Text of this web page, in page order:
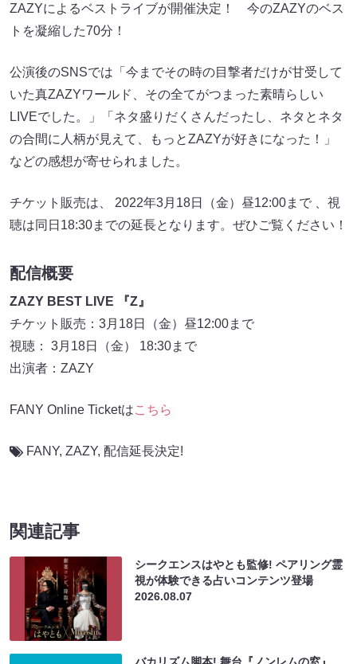
ZAZYによるベストライブが開催決定！ 今のZAZYのベス
トを凝縮した70分！
公演後のSNSでは「今までその時の目撃者だけが甘受して
いた真ZAZYワールド、その全てがつまった素晴らしい
LIVEでした。」「ネタ盛りだくさんだったし、ネタとネタ
の合間に人柄が見えて、もっとZAZYが好きになった！」
などの感想が寄せられました。
チケット販売は、 2022年3月18日（金）昼12:00まで 、視
聴は同日18:30までの延長となります。ぜひご覧ください！
配信概要
ZAZY BEST LIVE 『Z』
チケット販売：3月18日（金）昼12:00まで
視聴： 3月18日（金） 18:30まで
出演者：ZAZY
FANY Online Ticketはこちら
FANY, ZAZY, 配信延長決定!
関連記事
シークエンスはやとも監修! ペアリング霊
視が体験できる占いコンテンツ登場
2026.08.07